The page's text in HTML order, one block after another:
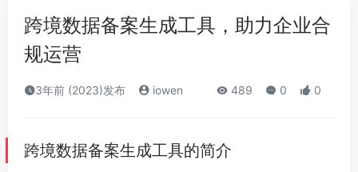
跨境数据备案生成工具，助力企业合
规运营
3年前 (2023)发布 iowen 489 0 0
跨境数据备案生成工具的简介